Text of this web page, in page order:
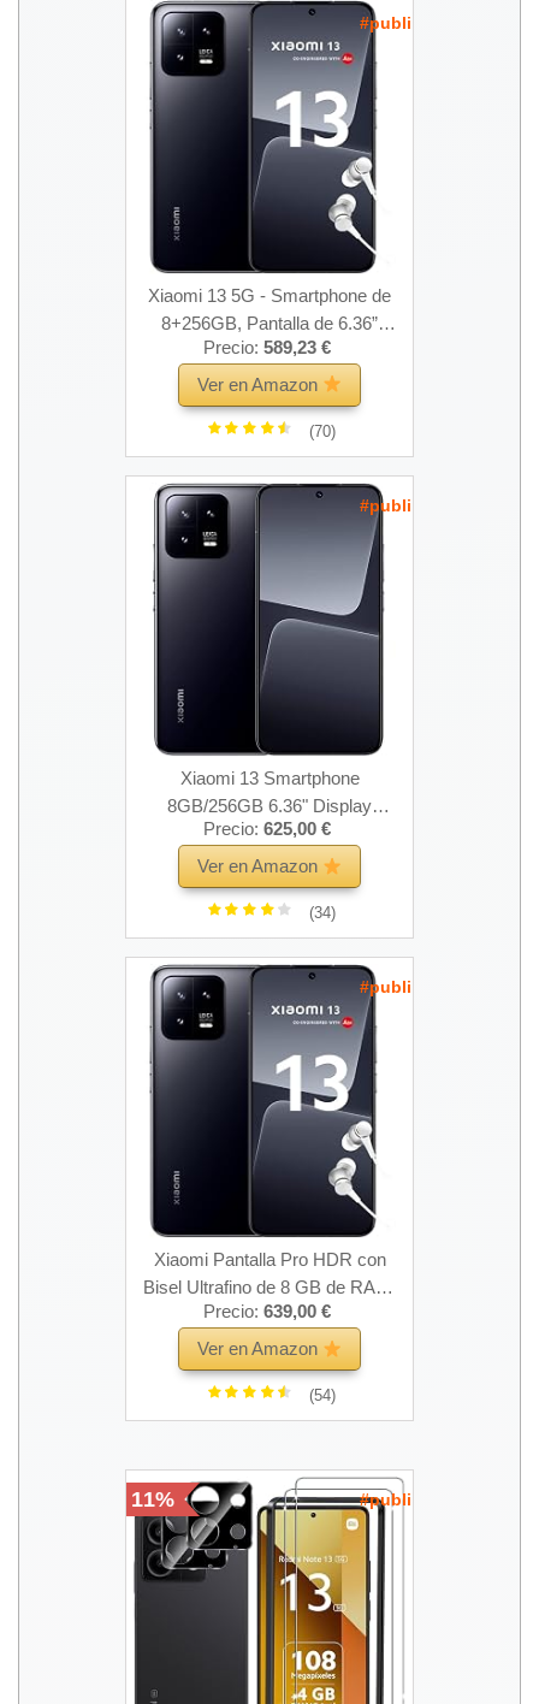
#publi
Xiaomi 13 5G - Smartphone de
8+256GB, Pantalla de 6.36”
AMOLED de 120Hz, Snapdragon
8 Gen 2, Cámara Leica de 50MP,
Carga de 67W, 4500mAh, Negro
(Versión ES + 3 años de garantía)
Precio: 589,23 €
Ver en Amazon
(70)
#publi
Xiaomi 13 Smartphone
8GB/256GB 6.36" Display
4500mAh 67W Fast Charging
Snapdragon 8 Gen 2(Black)
Precio: 625,00 €
Ver en Amazon
(34)
#publi
Xiaomi Pantalla Pro HDR con
Bisel Ultrafino de 8 GB de RAM,
256 GB ROM, 13 Unidades, Negro
Precio: 639,00 €
Ver en Amazon
(54)
11% #publi